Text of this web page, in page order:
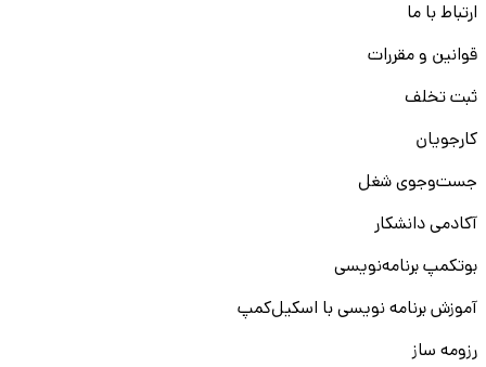
ارتباط با ما
قوانین و مقررات
ثبت تخلف
کارجویان
جست‌و‌جوی شغل
آکادمی دانشکار
بوتکمپ برنامه‌نویسی
آموزش برنامه نویسی با اسکیل‌کمپ
رزومه ساز